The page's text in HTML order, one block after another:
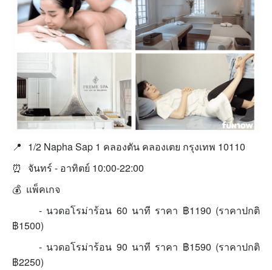
📍 1/2 Napha Sap 1 คลองตัน คลองเตย กรุงเทพ 10110
⏰
จันทร์ - อาทิตย์ 10:00-22:00
💰 แพ็คเกจ
- นวดอโรม่าร้อน 60 นาที ราคา ฿1190 (ราคาปกติ
฿1500)
- นวดอโรม่าร้อน 90 นาที ราคา ฿1590 (ราคาปกติ
฿2250)